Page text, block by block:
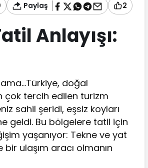
Paylaş 2
Anlayışı:
doğal
çok tercih edilen turizm
sahil şeridi, eşsiz koyları
geldi. Bu bölgelere tatil için
yaşanıyor: Tekne ve yat
ulaşım aracı olmanın